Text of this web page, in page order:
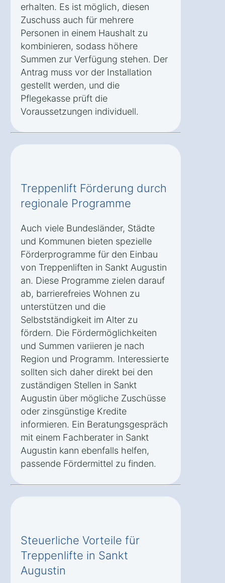
erhalten. Es ist möglich, diesen
Zuschuss auch für mehrere
Personen in einem Haushalt zu
kombinieren, sodass höhere
Summen zur Verfügung stehen. Der
Antrag muss vor der Installation
gestellt werden, und die
Pflegekasse prüft die
Voraussetzungen individuell.
Treppenlift Förderung durch
regionale Programme
Auch viele Bundesländer, Städte
und Kommunen bieten spezielle
Förderprogramme für den Einbau
von Treppenliften in Sankt Augustin
an. Diese Programme zielen darauf
ab, barrierefreies Wohnen zu
unterstützen und die
Selbstständigkeit im Alter zu
fördern. Die Fördermöglichkeiten
und Summen variieren je nach
Region und Programm. Interessierte
sollten sich daher direkt bei den
zuständigen Stellen in Sankt
Augustin über mögliche Zuschüsse
oder zinsgünstige Kredite
informieren. Ein Beratungsgespräch
mit einem Fachberater in Sankt
Augustin kann ebenfalls helfen,
passende Fördermittel zu finden.
Steuerliche Vorteile für
Treppenlifte in Sankt
Augustin